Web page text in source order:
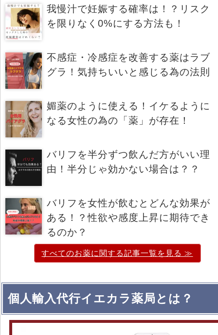
我慢汁で妊娠する確率は！？リスク
を限りなく0%にする方法も！
不感症・冷感症を改善する薬はラブ
グラ！気持ちいいと感じる為の法則
媚薬のように使える！イケるように
なる女性の為の「薬」が存在！
バリフを半分ずつ飲んだ方がいい理
由！半分じゃ効かない場合は？？
バリフを女性が飲むとどんな効果が
ある！？性欲や感度上昇に期待でき
るのか？
すべてのお薬に関する記事一覧を見る ≫
個人輸入代行イエカラ薬局とは？